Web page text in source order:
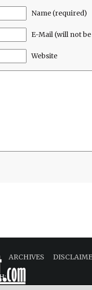
Name (required)
E-Mail (will not
Website
ARCHIVES